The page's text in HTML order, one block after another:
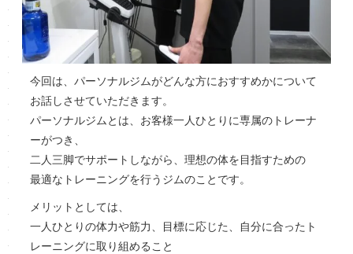
今回は、パーソナルジムがどんな方におすすめかについて
お話しさせていただきます。
パーソナルジムとは、お客様一人ひとりに専属のトレーナ
ーがつき、
二人三脚でサポートしながら、理想の体を目指すための
最適なトレーニングを行うジムのことです。
メリットとしては、
一人ひとりの体力や筋力、目標に応じた、自分に合ったト
レーニングに取り組めること